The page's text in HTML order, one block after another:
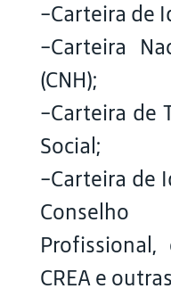
-Carteira de
-Carteira
(CNH);
-Carteira de
Social;
-Carteira de
CREA e